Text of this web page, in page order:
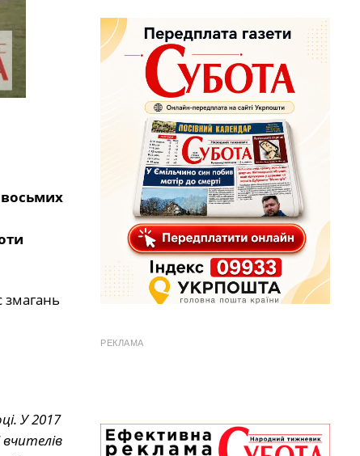
змагань
У 2017
РЕКЛАМА